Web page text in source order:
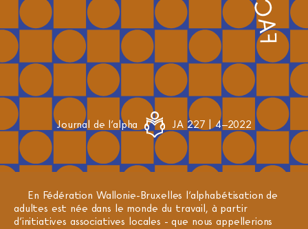
Journal de l'alpha JA 227 | 4–2022
En Fédération Wallonie-Bruxelles l’alphabétisation de
adultes est née dans le monde du travail, à partir
d’initiatives associatives locales - que nous appellerions